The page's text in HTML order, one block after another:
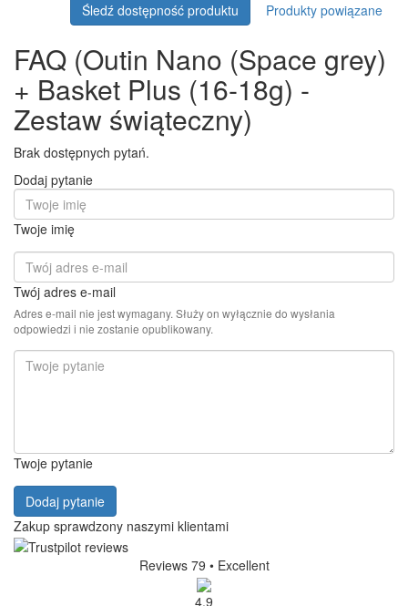
Śledź dostępność produktu Produkty powiązane
FAQ (Outin Nano (Space grey)
+ Basket Plus (16-18g) -
Zestaw świąteczny)
Brak dostępnych pytań.
Dodaj pytanie
Twoje imię
Twój adres e-mail
Adres e-mail nie jest wymagany. Służy on wyłącznie do wysłania
odpowiedzi i nie zostanie opublikowany.
Twoje pytanie
Dodaj pytanie
Zakup sprawdzony naszymi klientami
Reviews 79 • Excellent
4.9